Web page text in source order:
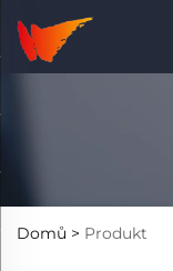
Domů > Produkt